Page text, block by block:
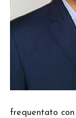
frequentato con